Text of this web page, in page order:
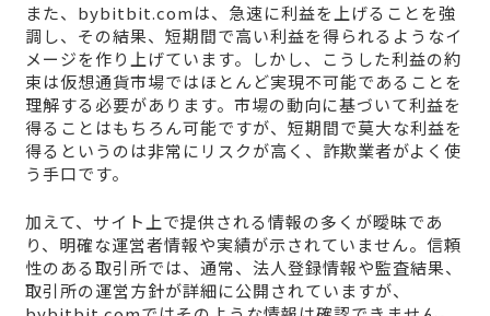
また、bybitbit.comは、急速に利益を上げることを強
調し、その結果、短期間で高い利益を得られるようなイ
メージを作り上げています。しかし、こうした利益の約
束は仮想通貨市場ではほとんど実現不可能であることを
理解する必要があります。市場の動向に基づいて利益を
得ることはもちろん可能ですが、短期間で莫大な利益を
得るというのは非常にリスクが高く、詐欺業者がよく使
う手口です。
加えて、サイト上で提供される情報の多くが曖昧であ
り、明確な運営者情報や実績が示されていません。信頼
性のある取引所では、通常、法人登録情報や監査結果、
取引所の運営方針が詳細に公開されていますが、